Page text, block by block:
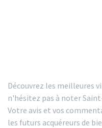
Découvrez les meilleures
n'hésitez pas à noter
Votre avis et vos
les futurs acquéreurs de